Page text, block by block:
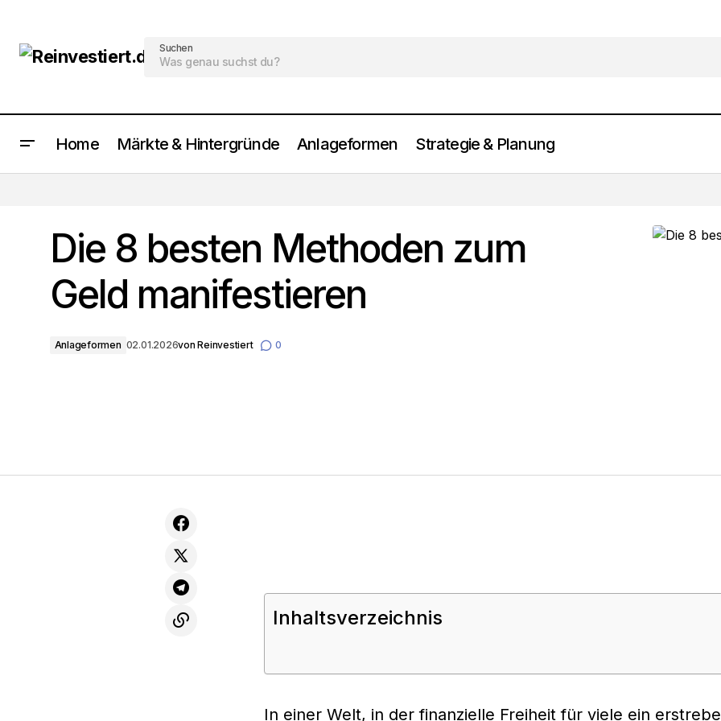
Suchen
Home Märkte & Hintergründe Anlageformen Strategie & Planung
Die 8 besten Methoden zum
Geld manifestieren
Anlageformen 02.01.2026von Reinvestiert 0
Inhaltsverzeichnis
In einer Welt, in der finanzielle Freiheit für viele ein